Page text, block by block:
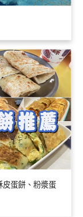
皮蛋餅、粉漿蛋